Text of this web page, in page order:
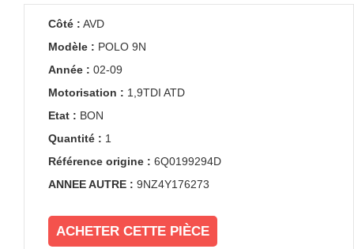
Côté : AVD
Modèle : POLO 9N
Année : 02-09
Motorisation : 1,9TDI ATD
Etat : BON
Quantité : 1
Référence origine : 6Q0199294D
ANNEE AUTRE : 9NZ4Y176273
ACHETER CETTE PIÈCE